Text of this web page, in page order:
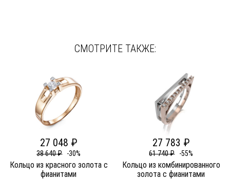
СМОТРИТЕ ТАКЖЕ:
27 048 ₽
38 640 ₽ -30%
Кольцо из красного золота c
фианитами
27 783 ₽
61 740 ₽ -55%
Кольцо из комбинированного
золота c фианитами